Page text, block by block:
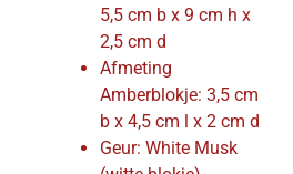
5,5 cm b x 9 cm h x
2,5 cm d
Afmeting
Amberblokje: 3,5 cm
b x 4,5 cm l x 2 cm d
Geur: White Musk